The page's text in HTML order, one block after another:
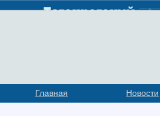
Главная Новости